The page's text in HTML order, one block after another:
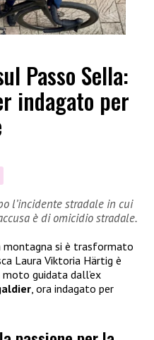
Passo Sella:
indagato per
l’incidente stradale in cui
è di omicidio stradale.
montagna si è trasformato
Laura Viktoria Härtig è
guidata dall’ex
, ora indagato per